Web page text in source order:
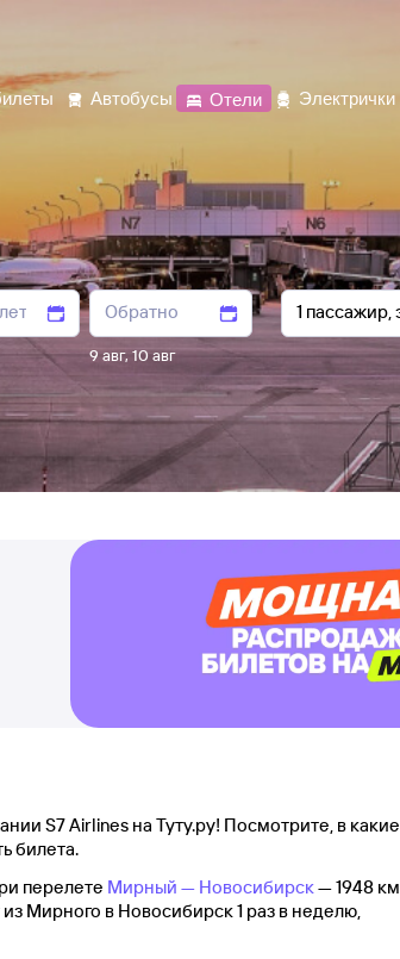
Автобусы Отели Электрички
9 авг,10 авг
S7 Airlines на Туту.ру! Посмотрите, в
билета.
перелете Мирный — Новосибирск— 1948
Мирного в Новосибирск 1 раз в неделю,